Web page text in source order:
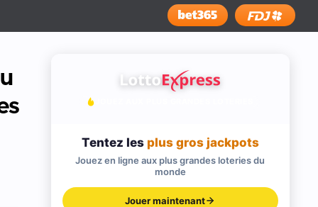
Installer
Tentez les plus gros jackpots
Jouez en ligne aux plus grandes loteries du
monde
Jouer maintenant